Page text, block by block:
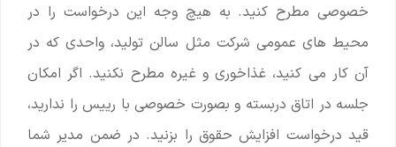
خصوصی مطرح کنید. به هیچ وجه این درخواست را در
محیط های عمومی شرکت مثل سالن تولید، واحدی که در
آن کار می کنید، غذاخوری و غیره مطرح نکنید. اگر امکان
جلسه در اتاق دربسته و بصورت خصوصی با رییس را ندارید،
قید درخواست افزایش حقوق را بزنید. در ضمن مدیر شما